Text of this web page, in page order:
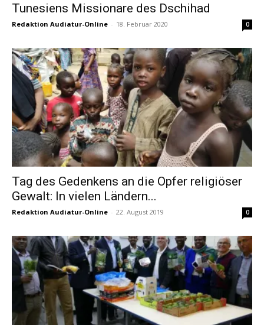
Tunesiens Missionare des Dschihad
Redaktion Audiatur-Online - 18. Februar 2020 0
Tag des Gedenkens an die Opfer religiöser
Gewalt: In vielen Ländern...
Redaktion Audiatur-Online - 22. August 2019 0